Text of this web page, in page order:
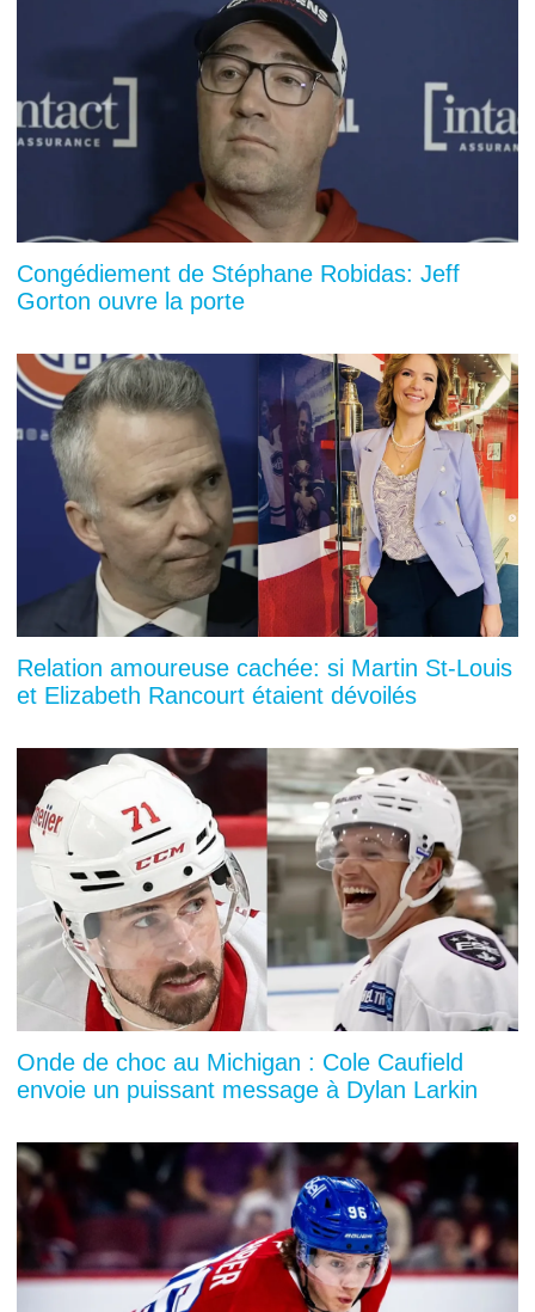
Congédiement de Stéphane Robidas: Jeff
Gorton ouvre la porte
Relation amoureuse cachée: si Martin St-Louis
et Elizabeth Rancourt étaient dévoilés
Onde de choc au Michigan : Cole Caufield
envoie un puissant message à Dylan Larkin